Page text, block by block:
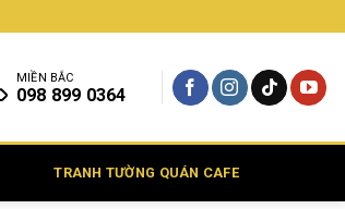
MIỀN BẮC
098 899 0364
TRANH TƯỜNG QUÁN CAFE